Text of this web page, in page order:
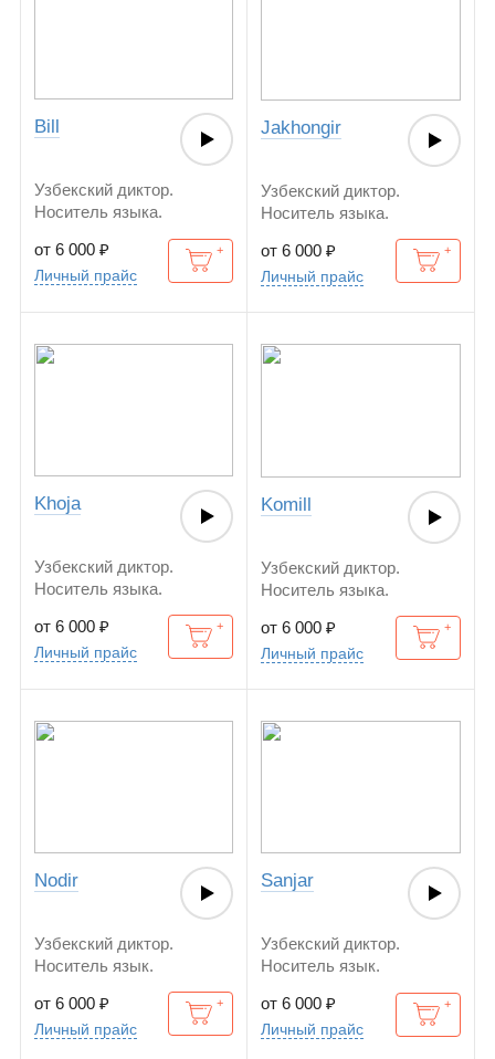
Bill
Узбекский диктор.
Носитель языка.
от 6 000 ₽
Личный прайс
Jakhongir
Узбекский диктор.
Носитель языка.
от 6 000 ₽
Личный прайс
Khoja
Узбекский диктор.
Носитель языка.
от 6 000 ₽
Личный прайс
Komill
Узбекский диктор.
Носитель языка.
от 6 000 ₽
Личный прайс
Nodir
Узбекский диктор.
Носитель язык.
от 6 000 ₽
Личный прайс
Sanjar
Узбекский диктор.
Носитель язык.
от 6 000 ₽
Личный прайс